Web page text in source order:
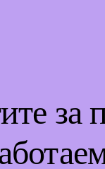
за